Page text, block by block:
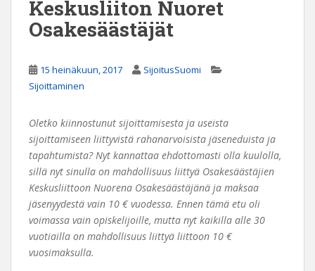
Keskusliiton Nuoret
Osakesäästäjät
15 heinäkuun, 2017
SijoitusSuomi
Sijoittaminen
Oletko kiinnostunut sijoittamisesta ja useista
sijoittamiseen liittyvistä rahanarvoisista jäseneduista ja
tapahtumista? Nyt kannattaa ehdottomasti olla kuulolla,
sillä nyt sinulla on mahdollisuus liittyä Osakesäästäjien
Keskusliittoon Nuorena Osakesäästäjänä ja maksaa
jäsenyydestä vain 10 € vuodessa. Ennen tämä etu oli
voimassa vain opiskelijoille, mutta nyt kaikilla alle 30
vuotiailla on mahdollisuus liittyä liittoon 10 €
vuosimaksulla.